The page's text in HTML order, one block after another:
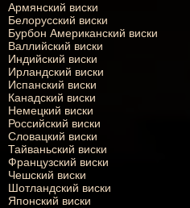
Армянский виски
Белорусский виски
Бурбон Американский виски
Валлийский виски
Индийский виски
Ирландский виски
Испанский виски
Канадский виски
Немецкий виски
Российский виски
Словацкий виски
Тайваньский виски
Французский виски
Чешский виски
Шотландский виски
Японский виски